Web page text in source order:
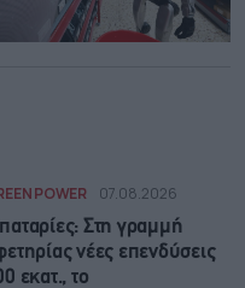
POWER 07.08.2026
Στη γραμμή
νέες επενδύσεις
εκατ., το